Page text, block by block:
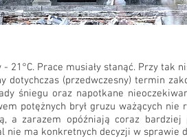
21°C. Prace musiały stanąć. Przy tak
(przedwczesny) termin
śniegu oraz napotkane
potężnych brył gruzu ważących
a zarazem opóźniają coraz
ma konkretnych decyzji w sprawie